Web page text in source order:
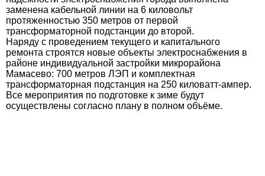
заменена кабельной линии на 6 киловольт
протяженностью 350 метров от первой
трансформаторной подстанции до второй.
Наряду с проведением текущего и капитального
ремонта строятся новые объекты электроснабжения в
районе индивидуальной застройки микрорайона
Мамасево: 700 метров ЛЭП и комплектная
трансформаторная подстанция на 250 киловатт-ампер.
Все мероприятия по подготовке к зиме будут
осуществлены согласно плану в полном объёме.